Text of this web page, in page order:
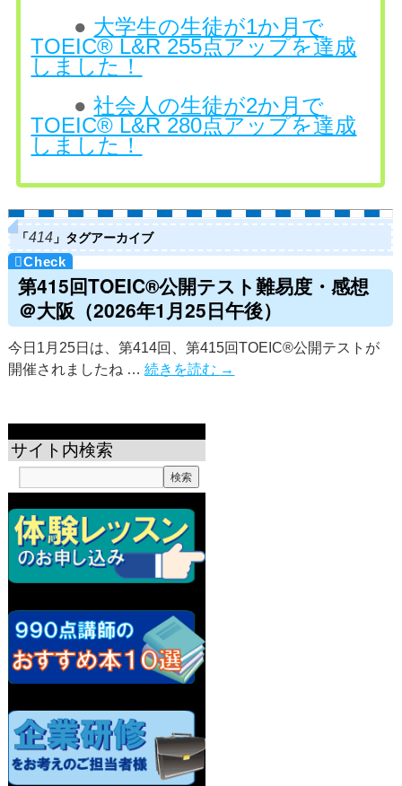
● 大学生の生徒が1か月で
TOEIC® L&R 255点アップを達成
しました！
●社会人の生徒が2か月で
TOEIC® L&R 280点アップを達成
しました！
「414 」タグアーカイブ
第415回TOEIC®公開テスト難易度・感想
＠大阪（2026年1月25日午後）
今日1月25日は、第414回、第415回TOEIC®公開テストが
開催されましたね …続きを読む →
サイト内検索